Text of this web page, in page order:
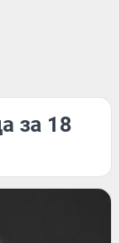
за 18